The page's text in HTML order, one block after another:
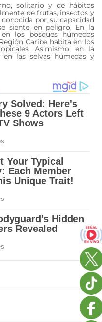
solitario y de hábitos
de frutas, insectos y
por su capacidad
siente en peligro. En la
los bosques húmedos
Caribe habita en los
Asimismo, en la
en las selvas húmedas y